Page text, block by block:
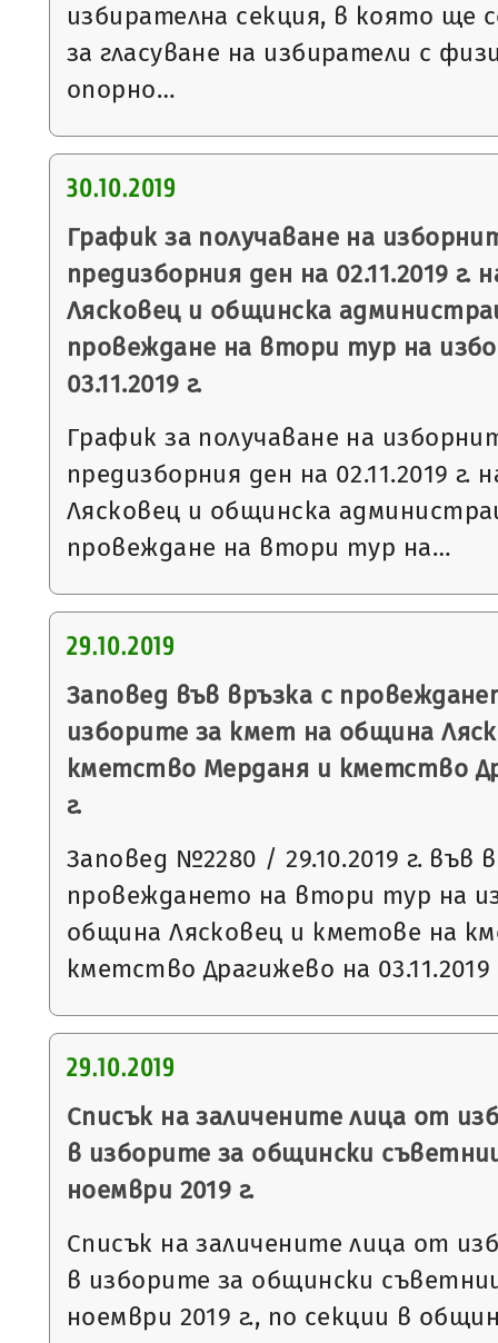
избирателна секция, в която ще
за гласуване на избиратели с
опорно…
30.10.2019
График за получаване на
предизборния ден на 02.11.2019
Лясковец и общинска
провеждане на втори тур на
03.11.2019 г.
График за получаване на
предизборния ден на 02.11.2019
Лясковец и общинска
провеждане на втори тур на…
29.10.2019
Заповед във връзка с
изборите за кмет на община
кметство Мерданя и кметство
г.
Заповед №2280 / 29.10.2019 г. във
провеждането на втори тур на
община Лясковец и кметове на
кметство Драгижево на 03.11.2019
29.10.2019
Списък на заличените лица от
в изборите за общински
ноември 2019 г.
Списък на заличените лица от
в изборите за общински
ноември 2019 г., по секции в